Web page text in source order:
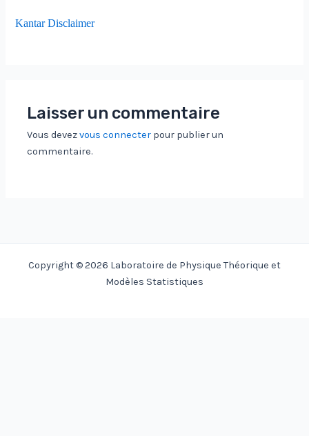
Kantar Disclaimer
Laisser un commentaire
Vous devezvous connecter pour publier un
commentaire.
Copyright © 2026 Laboratoire de Physique Théorique et
Modèles Statistiques